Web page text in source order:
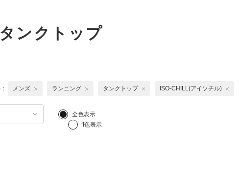
ンクトップ
全色表示
1色表示
メンズ ランニング タンクトップ ISO-CHILL(アイソチル)